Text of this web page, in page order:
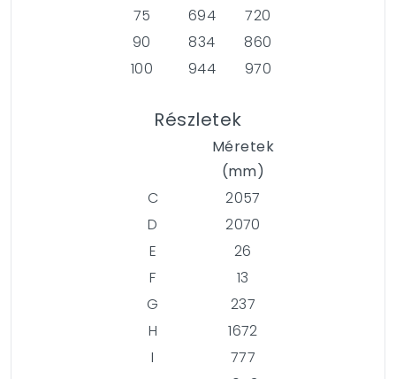
75
694
720
90
834
860
100
944 970
Részletek
Méretek
(mm)
C
2057
D
2070
E
26
F
13
G
237
H
1672
I
777